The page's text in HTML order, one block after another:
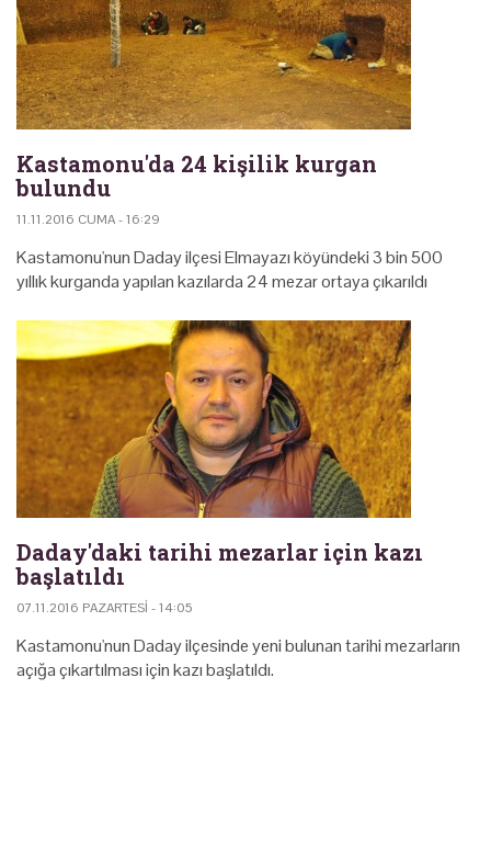
Kastamonu'da 24 kişilik kurgan
bulundu
11.11.2016 CUMA - 16:29
Kastamonu'nun Daday ilçesi Elmayazı köyündeki 3 bin 500
yıllık kurganda yapılan kazılarda 24 mezar ortaya çıkarıldı
Daday'daki tarihi mezarlar için kazı
başlatıldı
07.11.2016 PAZARTESI - 14:05
Kastamonu'nun Daday ilçesinde yeni bulunan tarihi mezarların
açığa çıkartılması için kazı başlatıldı.